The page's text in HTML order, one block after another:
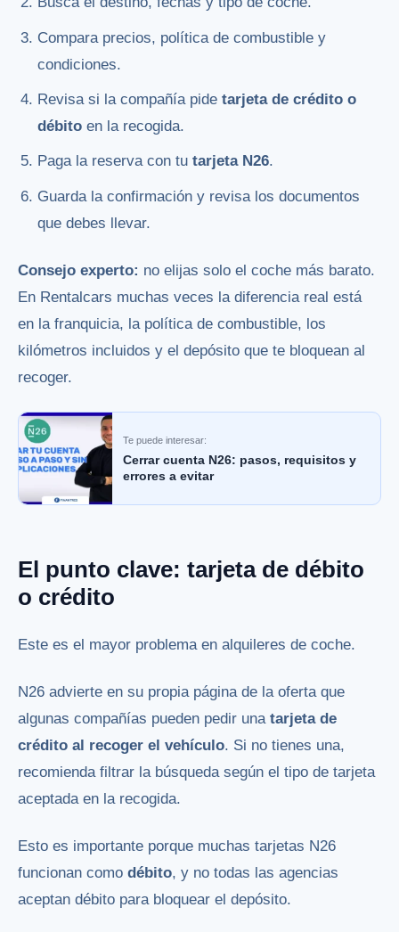
Compara precios, política de combustible y
condiciones.
Revisa si la compañía pidetarjeta de crédito o
débito en la recogida.
Paga la reserva con tutarjeta N26.
Guarda la confirmación y revisa los documentos
que debes llevar.
Consejo experto: no elijas solo el coche más barato.
En Rentalcars muchas veces la diferencia real está
en la franquicia, la política de combustible, los
kilómetros incluidos y el depósito que te bloquean al
recoger.
Te puede interesar:
Cerrar cuenta N26: pasos, requisitos y
errores a evitar
El punto clave: tarjeta de débito
o crédito
Este es el mayor problema en alquileres de coche.
N26 advierte en su propia página de la oferta que
algunas compañías pueden pedir una tarjeta de
crédito al recoger el vehículo. Si no tienes una,
recomienda filtrar la búsqueda según el tipo de tarjeta
aceptada en la recogida.
Esto es importante porque muchas tarjetas N26
funcionan como débito, y no todas las agencias
aceptan débito para bloquear el depósito.